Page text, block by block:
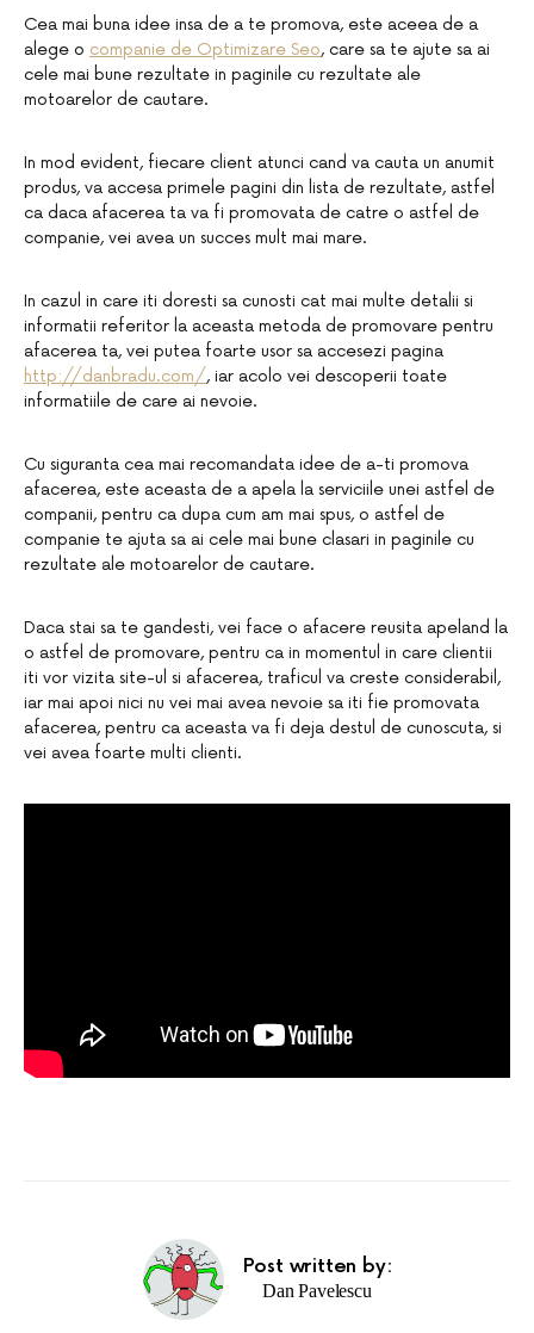
Cea mai buna idee insa de a te promova, este aceea de a
alege o companie de Optimizare Seo, care sa te ajute sa ai
cele mai bune rezultate in paginile cu rezultate ale
motoarelor de cautare.
In mod evident, fiecare client atunci cand va cauta un anumit
produs, va accesa primele pagini din lista de rezultate, astfel
ca daca afacerea ta va fi promovata de catre o astfel de
companie, vei avea un succes mult mai mare.
In cazul in care iti doresti sa cunosti cat mai multe detalii si
informatii referitor la aceasta metoda de promovare pentru
afacerea ta, vei putea foarte usor sa accesezi pagina
http://danbradu.com/, iar acolo vei descoperii toate
informatiile de care ai nevoie.
Cu siguranta cea mai recomandata idee de a-ti promova
afacerea, este aceasta de a apela la serviciile unei astfel de
companii, pentru ca dupa cum am mai spus, o astfel de
companie te ajuta sa ai cele mai bune clasari in paginile cu
rezultate ale motoarelor de cautare.
Daca stai sa te gandesti, vei face o afacere reusita apeland la
o astfel de promovare, pentru ca in momentul in care clientii
iti vor vizita site-ul si afacerea, traficul va creste considerabil,
iar mai apoi nici nu vei mai avea nevoie sa iti fie promovata
afacerea, pentru ca aceasta va fi deja destul de cunoscuta, si
vei avea foarte multi clienti.
Post written by:
Dan Pavelescu